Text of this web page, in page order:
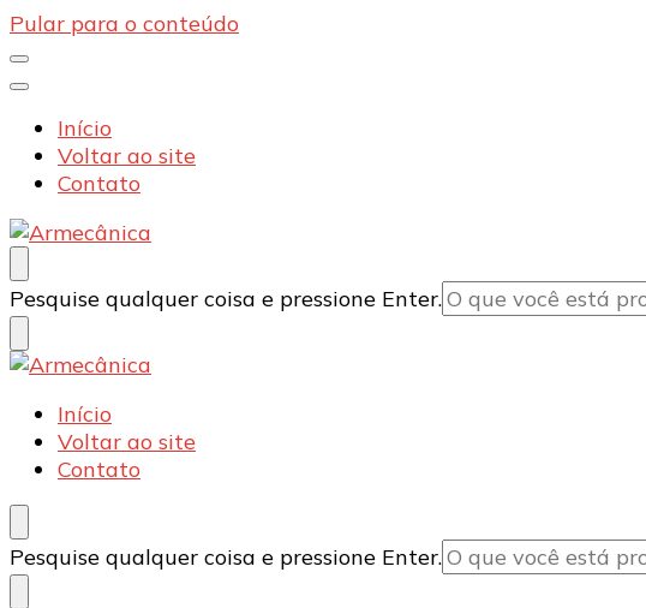
Pular para o conteúdo
Início
Voltar ao site
Contato
Armecânica
Blog
Procurando
algo?
Pesquise qualquer coisa e pressione Enter.
Armecânica
Blog
Início
Voltar ao site
Contato
Procurando
algo?
Pesquise qualquer coisa e pressione Enter.